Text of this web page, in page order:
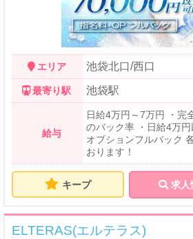
エリア 池袋北口/西口
最寄り駅 池袋駅
給与
日給4万円～7万円 ・完
のバック率 ・日給4万円
オプションフルバック
おります！
キープ 求人
ELTERAS(エルテラス)